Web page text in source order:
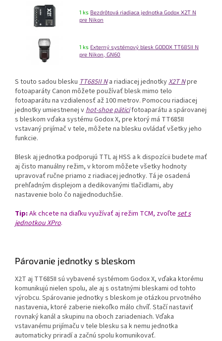
1 ks Bezdrôtová riadiaca jednotka Godox X2T N
pre Nikon
1 ks Externý systémový blesk GODOX TT685II N
pre Nikon, GN60
S touto sadou blesku TT685II Na riadiacej jednotkyX2T Npre
fotoaparáty Canon môžete používať blesk mimo telo
fotoaparátu na vzdialenosť až 100 metrov. Pomocou riadiacej
jednotky umiestnenej v hot-shoe päticifotoaparátu a spárovanej
s bleskom vďaka systému Godox X, pre ktorý má TT685II
vstavaný prijímač v tele, môžete na blesku ovládať všetky jeho
funkcie.
Blesk aj jednotka podporujú TTL aj HSS a k dispozícii budete mať
aj čisto manuálny režim, v ktorom môžete všetky hodnoty
upravovať ručne priamo z riadiacej jednotky. Tá je osadená
prehľadným displejom a dedikovanými tlačidlami, aby
nastavenie bolo čo najjednoduchšie.
Tip: Ak chcete na diaľku využívať aj režim TCM, zvoľte set s
jednotkou XPro.
Párovanie jednotky s bleskom
X2T aj TT685II sú vybavené systémom Godox X, vďaka ktorému
komunikujú nielen spolu, ale aj s ostatnými bleskami od tohto
výrobcu. Spárovanie jednotky s bleskom je otázkou prvotného
nastavenia, ktoré zaberie niekoľko málo chvíľ. Stačí nastaviť
rovnaký kanál a skupinu na oboch zariadeniach. Vďaka
vstavanému prijímaču v tele blesku sa k nemu jednotka
automaticky priradí a začnú spolu komunikovať.